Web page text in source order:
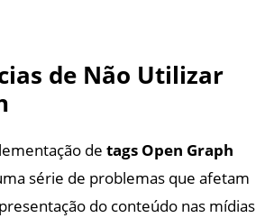
de Não Utilizar
de tags Open Graph
série de problemas que afetam
do conteúdo nas mídias